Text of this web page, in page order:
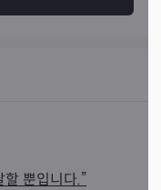
뿐입니다.”